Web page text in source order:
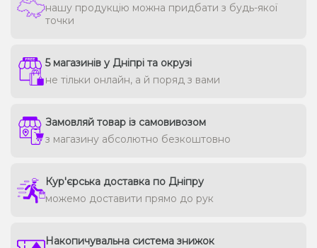
нашу продукцію можна придбати з будь-якої
точки
5 магазинів у Дніпрі та окрузі
не тільки онлайн, а й поряд з вами
Замовляй товар із самовивозом
з магазину абсолютно безкоштовно
Кур'єрська доставка по Дніпру
можемо доставити прямо до рук
Накопичувальна система знижок